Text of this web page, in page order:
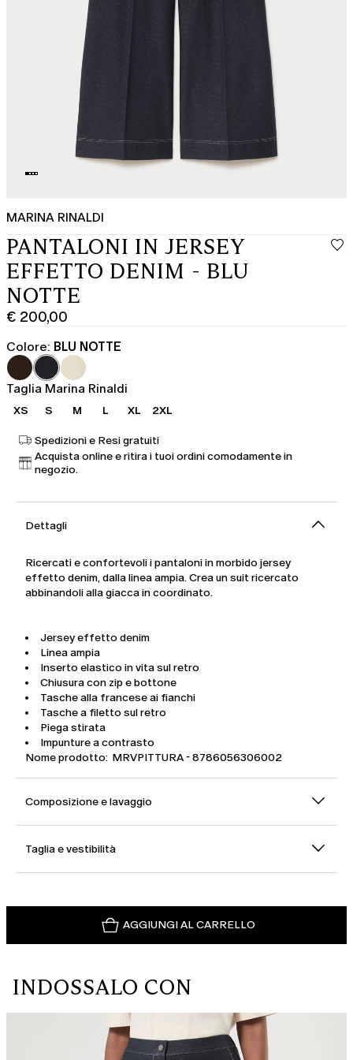
MARINA RINALDI
PANTALONI IN JERSEY
EFFETTO DENIM - BLU
NOTTE
€ 200,00
Prezzo
corrente
€
200,00
Colore: BLU NOTTE
Taglia Marina Rinaldi
XS S M L XL 2XL
Spedizioni e Resi gratuiti
Acquista online e ritira i tuoi ordini comodamente in
negozio.
Dettagli
Ricercati e confortevoli i pantaloni in morbido jersey
effetto denim, dalla linea ampia. Crea un suit ricercato
abbinandoli alla giacca in coordinato.
Jersey effetto denim
Linea ampia
Inserto elastico in vita sul retro
Chiusura con zip e bottone
Tasche alla francese ai fianchi
Tasche a filetto sul retro
Piega stirata
Impunture a contrasto
Nome prodotto: MRVPITTURA - 8786056306002
Composizione e lavaggio
Taglia e vestibilità
AGGIUNGI AL CARRELLO
INDOSSALO CON